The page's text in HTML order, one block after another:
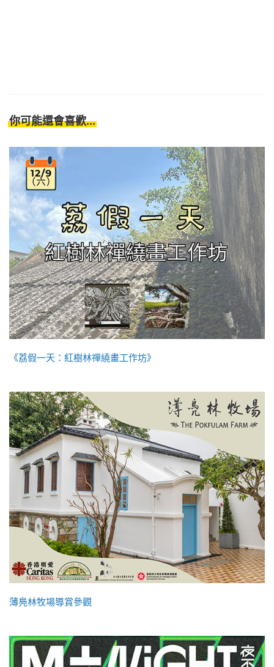
你可能還會喜歡...
《荔假一天：紅樹林禪繞畫工作坊》
薄鳧林牧場導賞參觀